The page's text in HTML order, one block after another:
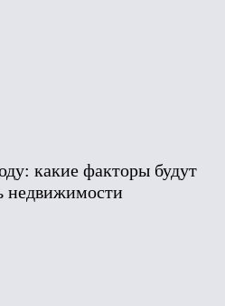
какие факторы будут
недвижимости